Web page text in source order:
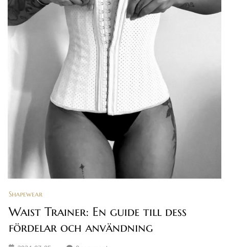
Shapewear
Waist Trainer: En guide till dess
fördelar och användning